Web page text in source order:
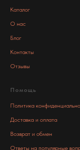
Каталог
О нас
Блог
Контакты
Отзывы
Помощь
Политика
Доставка и оплата
Возврат и обмен
Ответы на популярные